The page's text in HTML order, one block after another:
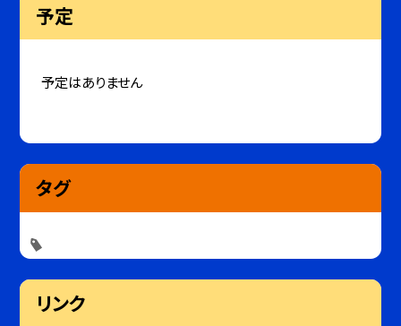
予定
予定はありません
タグ
リンク